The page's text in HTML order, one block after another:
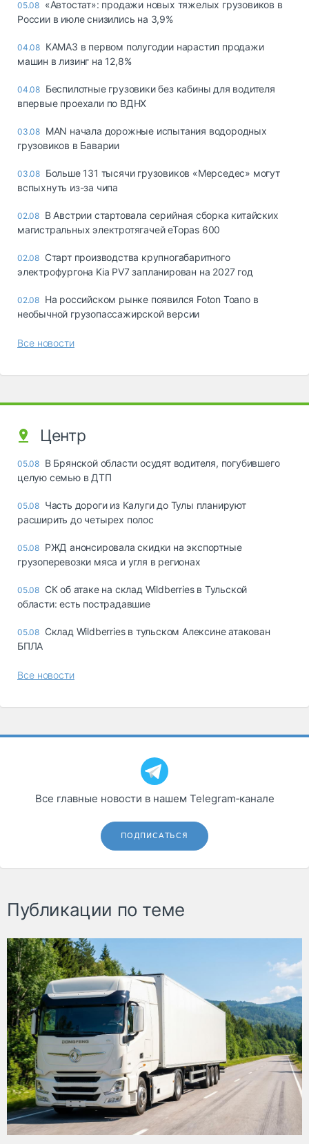
05.08 «Автостат»: продажи новых тяжелых грузовиков в
России в июле снизились на 3,9%
04.08 КАМАЗ в первом полугодии нарастил продажи
машин в лизинг на 12,8%
04.08 Беспилотные грузовики без кабины для водителя
впервые проехали по ВДНХ
03.08 MAN начала дорожные испытания водородных
грузовиков в Баварии
03.08 Больше 131 тысячи грузовиков «Мерседес» могут
вспыхнуть из-за чипа
02.08 В Австрии стартовала серийная сборка китайских
магистральных электротягачей eTopas 600
02.08 Старт производства крупногабаритного
электрофургона Kia PV7 запланирован на 2027 год
02.08 На российском рынке появился Foton Toano в
необычной грузопассажирской версии
Все новости
Центр
05.08 В Брянской области осудят водителя, погубившего
целую семью в ДТП
05.08 Часть дороги из Калуги до Тулы планируют
расширить до четырех полос
05.08 РЖД анонсировала скидки на экспортные
грузоперевозки мяса и угля в регионах
05.08 СК об атаке на склад Wildberries в Тульской
области: есть пострадавшие
05.08 Склад Wildberries в тульском Алексине атакован
БПЛА
Все новости
Все главные новости в нашем Telegram‑канале
ПОДПИСАТЬСЯ
Публикации по теме